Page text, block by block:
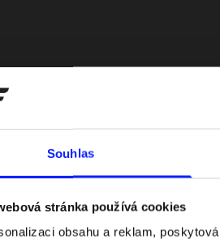
Souhlas
stránka používá cookies
obsahu a reklam,